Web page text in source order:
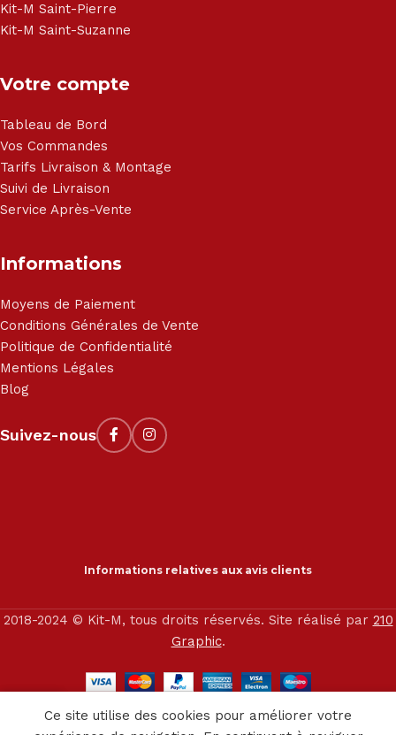
Kit-M Saint-Pierre
Kit-M Saint-Suzanne
Votre compte
Tableau de Bord
Vos Commandes
Tarifs Livraison & Montage
Suivi de Livraison
Service Après-Vente
Informations
Moyens de Paiement
Conditions Générales de Vente
Politique de Confidentialité
Mentions Légales
Blog
Suivez-nous
Informations relatives aux avis clients
2018-2024 © Kit-M, tous droits réservés. Site réalisé par 210
Graphic.
Ce site utilise des cookies pour améliorer votre